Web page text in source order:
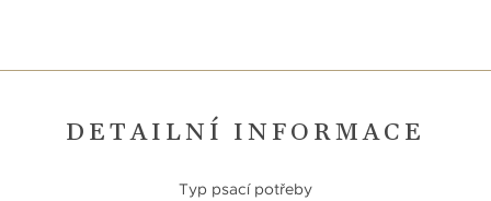
DETAILNÍ INFORMACE
Typ psací potřeby